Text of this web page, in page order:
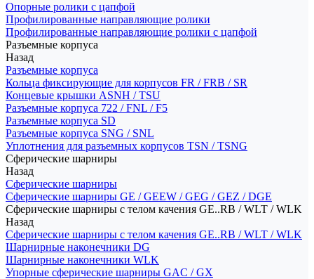
Опорные ролики с цапфой
Профилированные направляющие ролики
Профилированные направляющие ролики с цапфой
Разъемные корпуса
Назад
Разъемные корпуса
Кольца фиксирующие для корпусов FR / FRB / SR
Концевые крышки ASNH / TSU
Разъемные корпуса 722 / FNL / F5
Разъемные корпуса SD
Разъемные корпуса SNG / SNL
Уплотнения для разъемных корпусов TSN / TSNG
Сферические шарниры
Назад
Сферические шарниры
Сферические шарниры GE / GEEW / GEG / GEZ / DGE
Сферические шарниры с телом качения GE..RB / WLT / WLK
Назад
Сферические шарниры с телом качения GE..RB / WLT / WLK
Шарнирные наконечники DG
Шарнирные наконечники WLK
Упорные сферические шарниры GAC / GX